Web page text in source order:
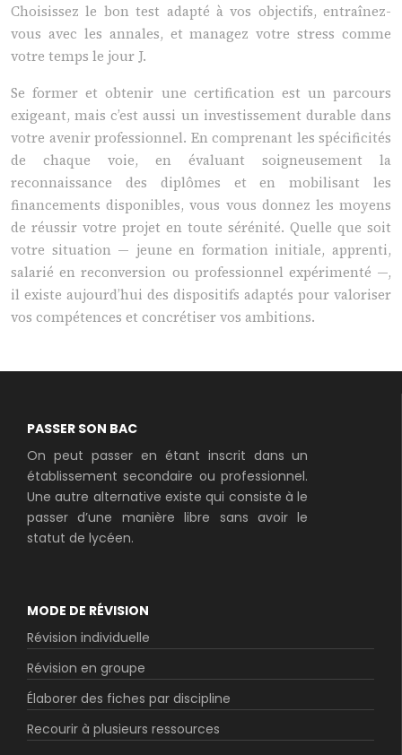
Choisissez le bon test adapté à vos objectifs, entraînez-
vous avec les annales, et managez votre stress comme
votre temps le jour J.
Se former et obtenir une certification est un parcours
exigeant, mais c’est aussi un investissement durable dans
votre avenir professionnel. En comprenant les spécificités
de chaque voie, en évaluant soigneusement la
reconnaissance des diplômes et en mobilisant les
financements disponibles, vous vous donnez les moyens
de réussir votre projet en toute sérénité. Quelle que soit
votre situation — jeune en formation initiale, apprenti,
salarié en reconversion ou professionnel expérimenté —,
il existe aujourd’hui des dispositifs adaptés pour valoriser
vos compétences et concrétiser vos ambitions.
PASSER SON BAC
On peut passer en étant inscrit dans un
établissement secondaire ou professionnel.
Une autre alternative existe qui consiste à le
passer d’une manière libre sans avoir le
statut de lycéen.
MODE DE RÉVISION
Révision individuelle
Révision en groupe
Élaborer des fiches par discipline
Recourir à plusieurs ressources